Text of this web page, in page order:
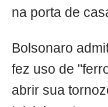
na porta de
Bolsonaro
fez uso de
abrir sua